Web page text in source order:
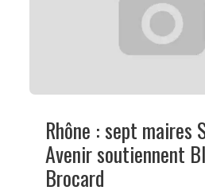
Rhône : sept maires
Avenir soutiennent
Brocard